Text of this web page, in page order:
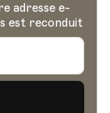
adresse e-
est reconduit